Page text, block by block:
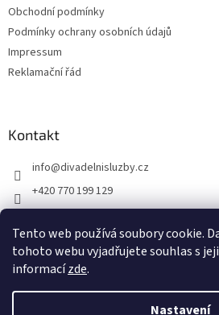
Tento web používá soubory cookie.
tohoto webu vyjadřujete souhlas s
informacízde.
Nastavení
Obchodní podmínky
Podmínky ochrany osobních údajů
Impressum
Reklamační řád
Kontakt
info@divadelnisluzby.cz
+420 770 199 129
Divadelní služby Plzeň
divadelni_sluzby_plzen